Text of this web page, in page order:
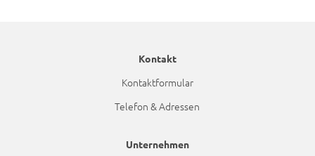
Kontakt
Kontaktformular
Telefon & Adressen
Unternehmen